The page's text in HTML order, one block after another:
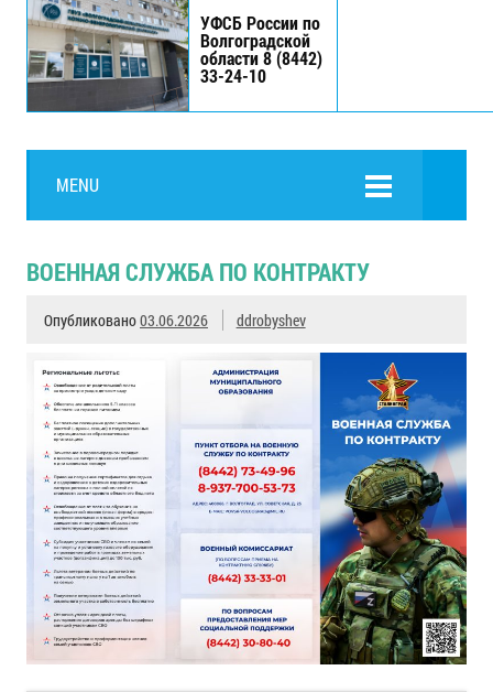
УФСБ России по
Волгоградской
области 8 (8442)
33-24-10
MENU
ВОЕННАЯ СЛУЖБА ПО КОНТРАКТУ
Опубликовано03.06.2026 ddrobyshev